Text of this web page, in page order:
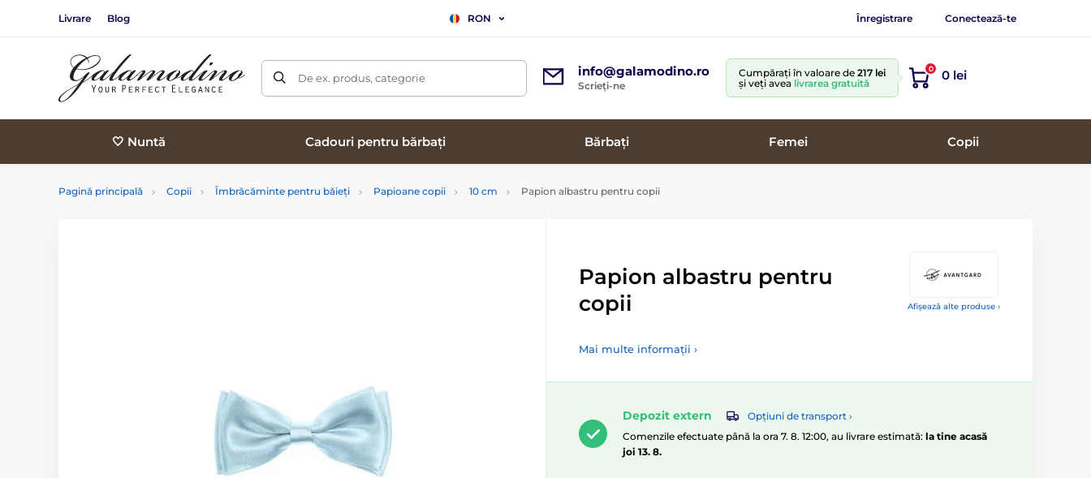
Livrare Blog RON Înregistrare Conectează-te
De ex. produs, categorie info@galamodino.ro
Scrieți-ne
Cumpărați în valoare de 217 lei
și veți avea livrarea gratuită
0 0 lei
🤍 Nuntă Cadouri pentru bărbați Bărbați Femei Copii
Pagină principală Copii Îmbrăcăminte pentru băieți Papioane copii 10 cm Papion albastru pentru copii
Afișează alte produse ›
Papion albastru pentru
copii
Mai multe informații ›
Depozit extern
Opțiuni de transport ›
Comenzile efectuate până la ora 7. 8. 12:00, au livrare estimată: la tine acasă
joi 13. 8.